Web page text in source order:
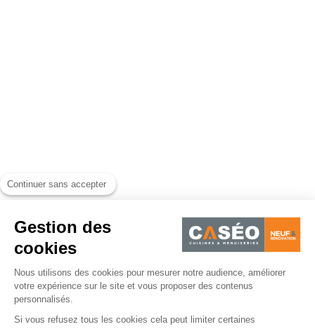
Continuer sans accepter
Gestion des
cookies
Nous utilisons des cookies pour mesurer notre audience, améliorer
votre expérience sur le site et vous proposer des contenus
personnalisés.
Si vous refusez tous les cookies cela peut limiter certaines